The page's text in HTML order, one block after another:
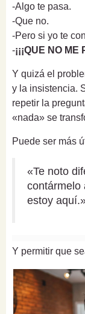
-Algo te pasa.
-Que no.
-Pero si yo te
-¡¡¡QUE NO
Y quizá el
y la insistencia.
repetir la
«nada» se
Puede ser más
«Te noto
contármelo
estoy
Y permitir que